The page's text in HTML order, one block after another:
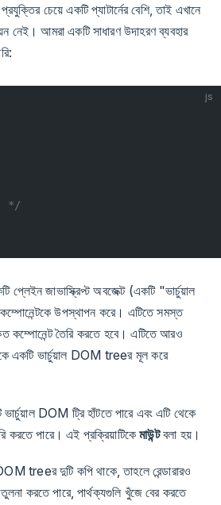
প্রযুক্তির চেয়ে একটি প্যাটার্নের বেশি, তাই এখানে
নেই। আমরা একটি সাধারণ উদাহরণ ব্যবহার
js
*/
প্লেইন জাভাস্ক্রিপ্ট অবজেক্ট (একটি "ভার্চুয়াল
কম্পোনেন্টকে উপস্থাপন করে। এটিতে সমস্ত
কম্পোনেন্ট তৈরি করতে হবে। এটিতে আরও
একটি ভার্চুয়াল DOM treeর মূল করে
ভার্চুয়াল DOM ট্রি হাঁটতে পারে এবং এটি থেকে
করতে পারে। এই প্রক্রিয়াটিকেমাউন্টবলা হয়।
treeর দুটি কপি থাকে, তাহলে রেন্ডারারও
করতে পারে, পার্থক্যগুলি খুঁজে বের করতে